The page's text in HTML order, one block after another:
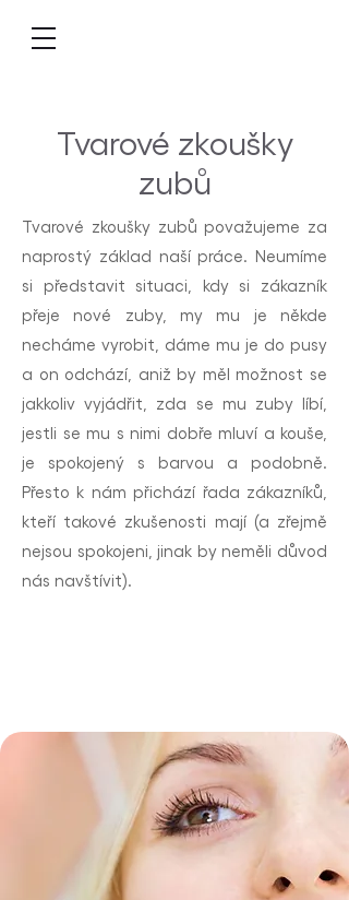
Tvarové zkoušky
zubů
Tvarové zkoušky zubů považujeme za
naprostý základ naší práce. Neumíme
si představit situaci, kdy si zákazník
přeje nové zuby, my mu je někde
necháme vyrobit, dáme mu je do pusy
a on odchází, aniž by měl možnost se
jakkoliv vyjádřit, zda se mu zuby líbí,
jestli se mu s nimi dobře mluví a kouše,
je spokojený s barvou a podobně.
Přesto k nám přichází řada zákazníků,
kteří takové zkušenosti mají (a zřejmě
nejsou spokojeni, jinak by neměli důvod
nás navštívit).